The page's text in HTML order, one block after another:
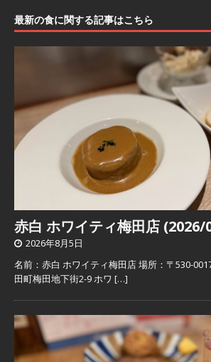
最新の食に関する記事はこちら
赤白 ホワイティ梅田店 (2026/
2026年8月5日
名前：赤白 ホワイティ梅田店 場所：〒530-
田町梅田地下街2-9 ホワ […]